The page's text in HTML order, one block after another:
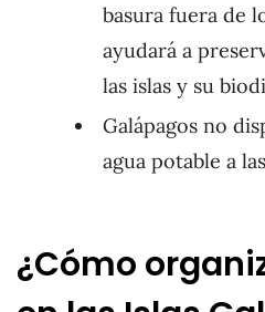
basura fuera de
ayudará a
las islas y su
Galápagos no
agua potable a
¿Cómo